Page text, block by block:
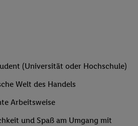
(Universität oder Hochschule)
Welt des Handels
Arbeitsweise
und Spaß am Umgang mit